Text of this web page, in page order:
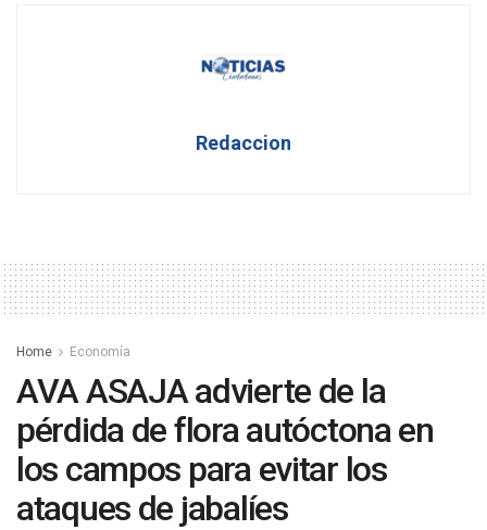
Redaccion
Home Economía
AVA ASAJA advierte de la
pérdida de flora autóctona en
los campos para evitar los
ataques de jabalíes